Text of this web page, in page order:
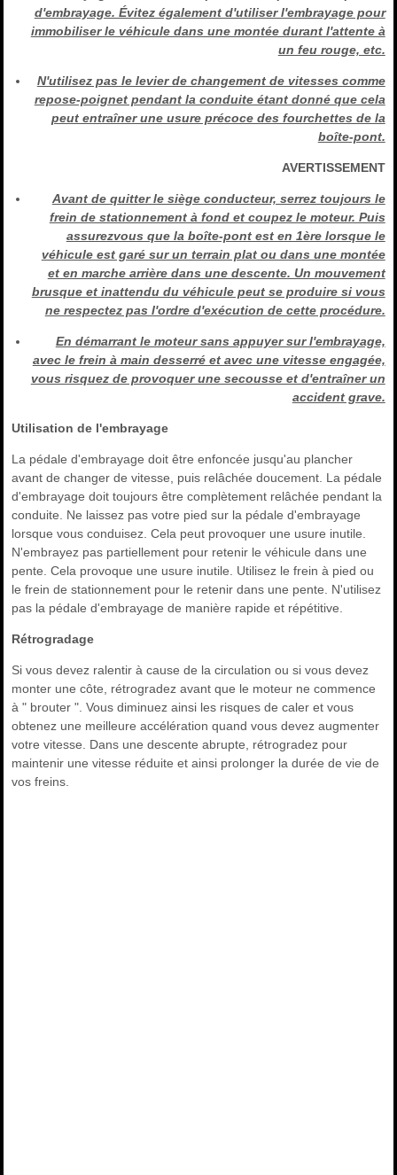
d'embrayage. Évitez également d'utiliser l'embrayage pour
immobiliser le véhicule dans une montée durant l'attente à
un feu rouge, etc.
N'utilisez pas le levier de changement de vitesses comme
repose-poignet pendant la conduite étant donné que cela
peut entraîner une usure précoce des fourchettes de la
boîte-pont.
AVERTISSEMENT
Avant de quitter le siège conducteur, serrez toujours le
frein de stationnement à fond et coupez le moteur. Puis
assurezvous que la boîte-pont est en 1ère lorsque le
véhicule est garé sur un terrain plat ou dans une montée
et en marche arrière dans une descente. Un mouvement
brusque et inattendu du véhicule peut se produire si vous
ne respectez pas l'ordre d'exécution de cette procédure.
En démarrant le moteur sans appuyer sur l'embrayage,
avec le frein à main desserré et avec une vitesse engagée,
vous risquez de provoquer une secousse et d'entraîner un
accident grave.
Utilisation de l'embrayage
La pédale d'embrayage doit être enfoncée jusqu'au plancher
avant de changer de vitesse, puis relâchée doucement. La pédale
d'embrayage doit toujours être complètement relâchée pendant la
conduite. Ne laissez pas votre pied sur la pédale d'embrayage
lorsque vous conduisez. Cela peut provoquer une usure inutile.
N'embrayez pas partiellement pour retenir le véhicule dans une
pente. Cela provoque une usure inutile. Utilisez le frein à pied ou
le frein de stationnement pour le retenir dans une pente. N'utilisez
pas la pédale d'embrayage de manière rapide et répétitive.
Rétrogradage
Si vous devez ralentir à cause de la circulation ou si vous devez
monter une côte, rétrogradez avant que le moteur ne commence
à " brouter ". Vous diminuez ainsi les risques de caler et vous
obtenez une meilleure accélération quand vous devez augmenter
votre vitesse. Dans une descente abrupte, rétrogradez pour
maintenir une vitesse réduite et ainsi prolonger la durée de vie de
vos freins.